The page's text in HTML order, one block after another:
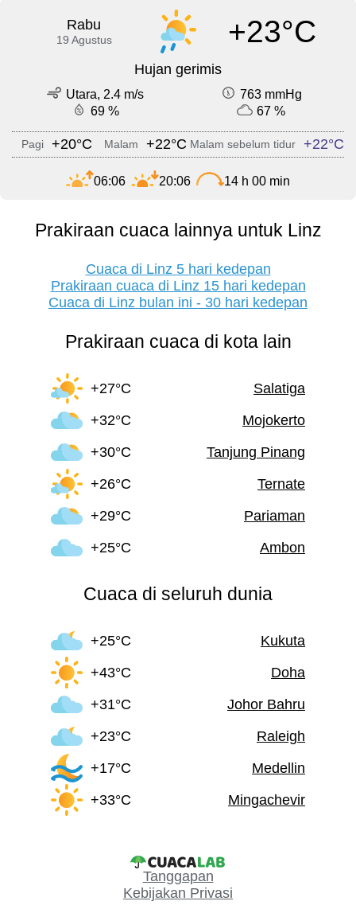
Rabu
19 Agustus +23°C
Hujan gerimis
Utara, 2.4 m/s
763 mmHg
69 %
67 %
Pagi +20°C Malam +22°C Malam sebelum tidur +22°C
06:06 20:06 14 h 00 min
Prakiraan cuaca lainnya untuk Linz
Cuaca di Linz 5 hari kedepan
Prakiraan cuaca di Linz 15 hari kedepan
Cuaca di Linz bulan ini - 30 hari kedepan
Prakiraan cuaca di kota lain
+27°C
Salatiga
+32°C
Mojokerto
+30°C
Tanjung Pinang
+26°C
Ternate
+29°C
Pariaman
+25°C
Ambon
Cuaca di seluruh dunia
+25°C
Kukuta
+43°C
Doha
+31°C
Johor Bahru
+23°C
Raleigh
+17°C
Medellin
+33°C
Mingachevir
Tanggapan
Kebijakan Privasi